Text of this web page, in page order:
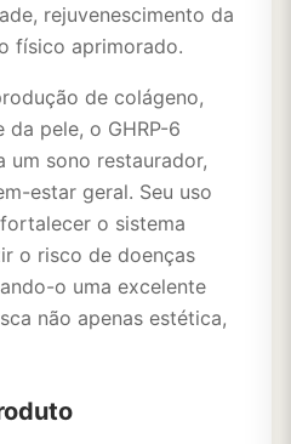
rejuvenescimento da
físico aprimorado.
de colágeno,
da pele, o GHRP-6
um sono restaurador,
estar geral. Seu uso
o sistema
o risco de doenças
o uma excelente
não apenas estética,